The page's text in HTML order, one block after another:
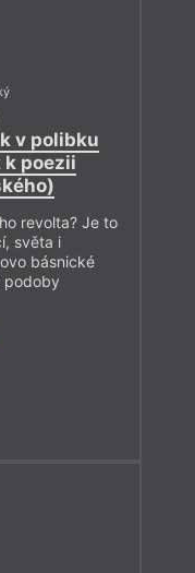
v polibku
k poezii
revolta? Je to
světa i
básnické
podoby